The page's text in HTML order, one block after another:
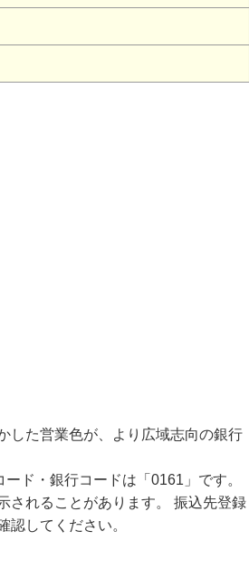
した営業色が、より広域志向の銀行
ド・銀行コードは「0161」です。
されることがあります。 振込先登録
してください。